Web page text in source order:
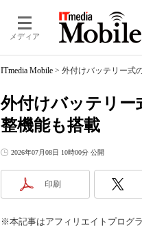
メディア
ITmedia Mobile > 外付けバッテリー式
外付けバッテリ
整機能も搭載
2026年07月08日 10時00分 公開
印刷
※本記事はアフィリエイトプログ